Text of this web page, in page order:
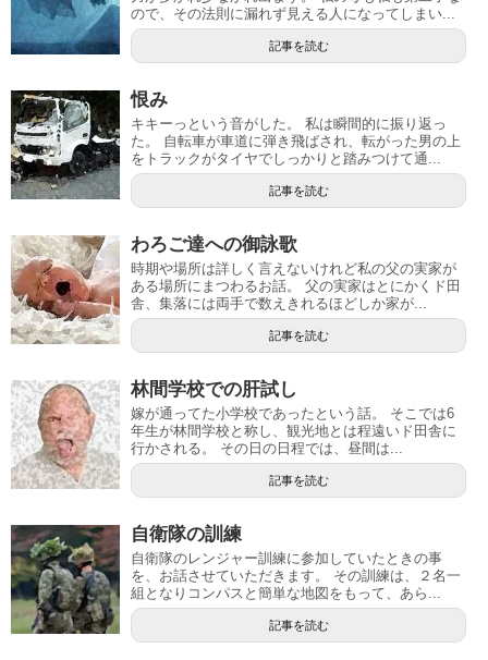
ので、その法則に漏れず見える人になってしまい...
記事を読む
恨み
キキーっという音がした。 私は瞬間的に振り返っ
た。 自転車が車道に弾き飛ばされ、転がった男の上
をトラックがタイヤでしっかりと踏みつけて通...
記事を読む
わろご達への御詠歌
時期や場所は詳しく言えないけれど私の父の実家が
ある場所にまつわるお話。 父の実家はとにかくド田
舎、集落には両手で数えきれるほどしか家が...
記事を読む
林間学校での肝試し
嫁が通ってた小学校であったという話。 そこでは6
年生が林間学校と称し、観光地とは程遠いド田舎に
行かされる。 その日の日程では、昼間は...
記事を読む
自衛隊の訓練
自衛隊のレンジャー訓練に参加していたときの事
を、お話させていただきます。 その訓練は、２名一
組となりコンパスと簡単な地図をもって、あら...
記事を読む